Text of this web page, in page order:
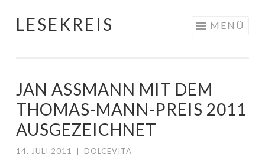
Springe
LESEKREIS MENÜ
JAN ASSMANN MIT DEM
THOMAS-MANN-PREIS 2011
AUSGEZEICHNET
14. JULI 2011 DOLCEVITA